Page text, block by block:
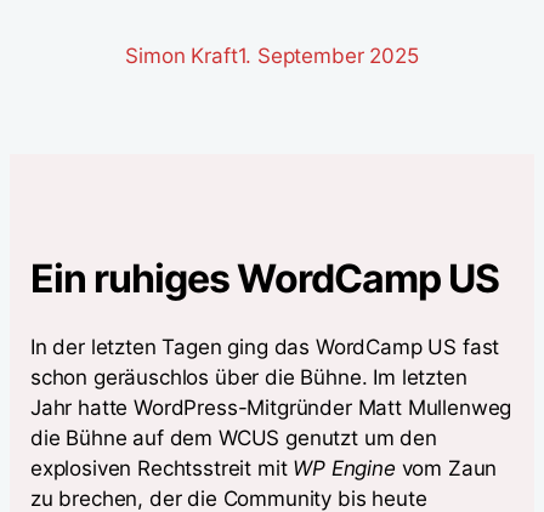
Simon Kraft1. September 2025
Ein ruhiges WordCamp US
In der letzten Tagen ging das WordCamp US fast
schon geräuschlos über die Bühne. Im letzten
Jahr hatte WordPress-Mitgründer Matt Mullenweg
die Bühne auf dem WCUS genutzt um den
explosiven Rechtsstreit mit WP Engine vom Zaun
zu brechen, der die Community bis heute